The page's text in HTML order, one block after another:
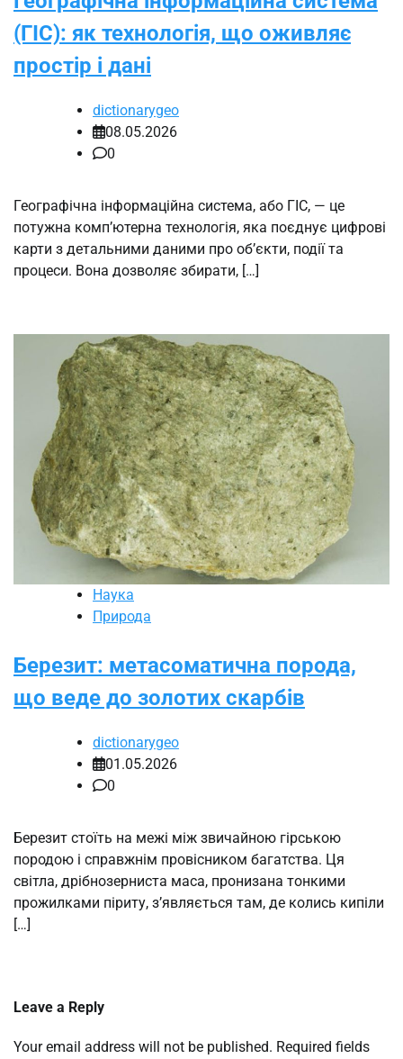
(ГІС): як технологія, що оживляє
простір і дані
dictionarygeo
08.05.2026
0
Географічна інформаційна система, або ГІС, — це
потужна комп’ютерна технологія, яка поєднує цифрові
карти з детальними даними про об’єкти, події та
процеси. Вона дозволяє збирати, […]
Наука
Природа
Березит: метасоматична порода,
що веде до золотих скарбів
dictionarygeo
01.05.2026
0
Березит стоїть на межі між звичайною гірською
породою і справжнім провісником багатства. Ця
світла, дрібнозерниста маса, пронизана тонкими
прожилками піриту, з’являється там, де колись кипіли
[…]
Leave a Reply
Your email address will not be published. Required fields